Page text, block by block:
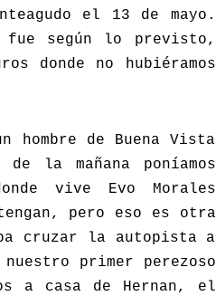
el 13 de mayo.
fue según lo previsto,
donde no hubiéramos
hombre de Buena Vista
la mañana poníamos
vive Evo Morales
pero eso es otra
cruzar la autopista a
primer perezoso
a casa de Hernan, el